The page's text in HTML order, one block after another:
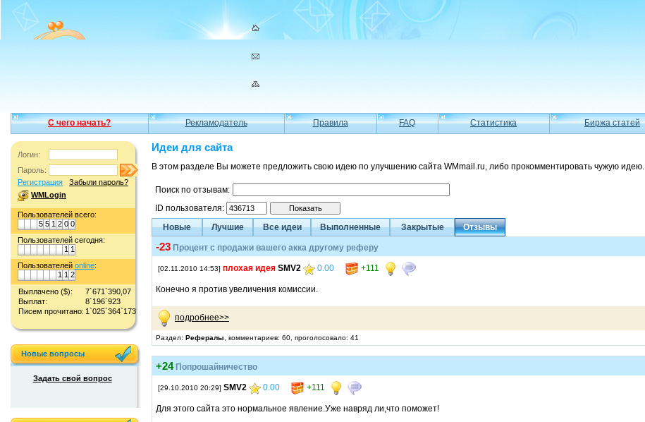
С чего начать? Рекламодатель Правила FAQ Статистика Биржа статей
Логин:
Пароль:
Регистрация
Забыли пароль?
WMLogin
Пользователей всего:
5 5 1 2 0 0
Пользователей сегодня:
1 1
Пользователей online:
1 1 2
Выплачено ($):
7`671`390,07
Выплат:
8`196`923
Писем прочитано: 1`025`364`173
Новые вопросы
Задать свой вопрос
Идеи для сайта
В этом разделе Вы можете предложить свою идею по улучшению сайта WMmail.ru, либо прокомментировать чужую идею.
Поиск по отзывам:
ID пользователя:
Новые
Лучшие Все идеи Выполненные Закрытые Отзывы
-23 Процент с продажи вашего акка другому реферу
[02.11.2010 14:53] плохая идея SMV2 0.00 +111
Конечно я против увеличения комиссии.
подробнее>>
Раздел: Рефералы , комментариев: 60, проголосовало: 41
+24Попрошайничество
[29.10.2010 20:29] SMV2 0.00 +111
Для этого сайта это нормальное явление.Уже навряд ли,что поможет!